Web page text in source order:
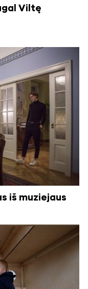
Viltę
iš muziejaus